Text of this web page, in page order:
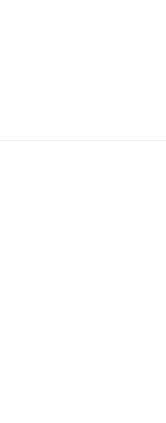
S IZBJEGLICAMA IZ